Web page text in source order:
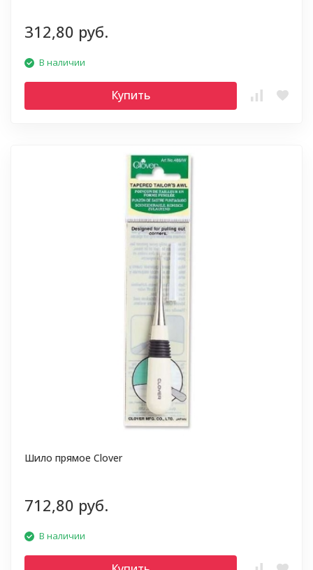
312,80 руб.
В наличии
Купить
Шило прямое Clover
712,80 руб.
В наличии